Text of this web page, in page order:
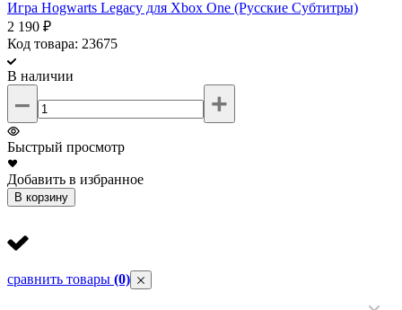
Игра Hogwarts Legacy для Xbox One (Русские Субтитры)
2 190 ₽
Код товара: 23675
В наличии
– +
Быстрый просмотр
Добавить в избранное
В корзину
сравнить товары (0)